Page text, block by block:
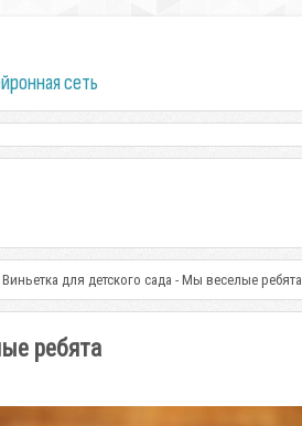
сеть
Виньетка для детского сада - Мы веселые ребята
ребята